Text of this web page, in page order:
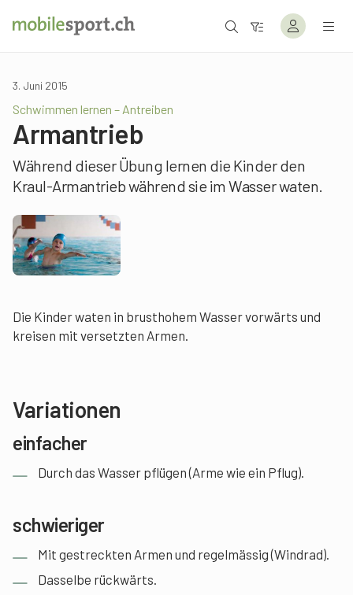
3. Juni 2015
Schwimmen lernen – Antreiben
Armantrieb
Während dieser Übung lernen die Kinder den
Kraul-Armantrieb während sie im Wasser waten.
Die Kinder waten in brusthohem Wasser vorwärts und
kreisen mit versetzten Armen.
Variationen
einfacher
Durch das Wasser pflügen (Arme wie ein Pflug).
schwieriger
Mit gestreckten Armen und regelmässig (Windrad).
Dasselbe rückwärts.